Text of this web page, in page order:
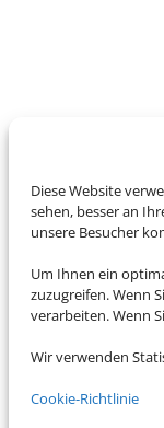
Diese Website
sehen, besser an
unsere Besucher
Um Ihnen ein
zuzugreifen. Wenn
verarbeiten. Wenn
Wir verwenden
Cookie-Richtlinie